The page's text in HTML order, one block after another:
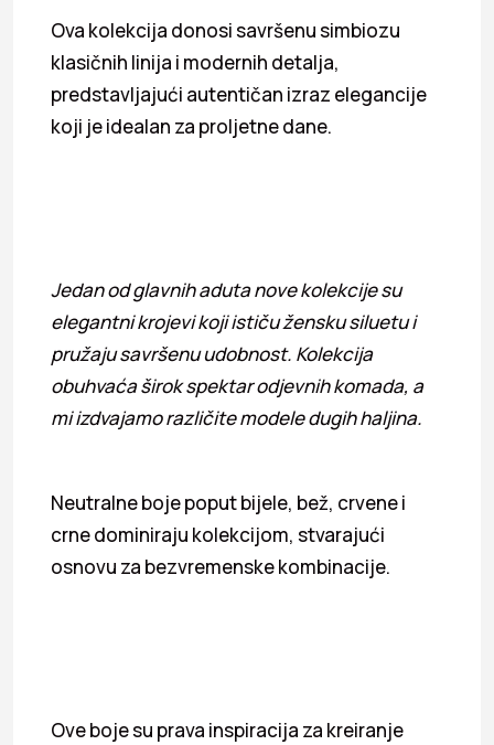
Ova kolekcija donosi savršenu simbiozu
klasičnih linija i modernih detalja,
predstavljajući autentičan izraz elegancije
koji je idealan za proljetne dane.
Jedan od glavnih aduta nove kolekcije su
elegantni krojevi koji ističu žensku siluetu i
pružaju savršenu udobnost. Kolekcija
obuhvaća širok spektar odjevnih komada, a
mi izdvajamo različite modele dugih haljina.
Neutralne boje poput bijele, bež, crvene i
crne dominiraju kolekcijom, stvarajući
osnovu za bezvremenske kombinacije.
Ove boje su prava inspiracija za kreiranje